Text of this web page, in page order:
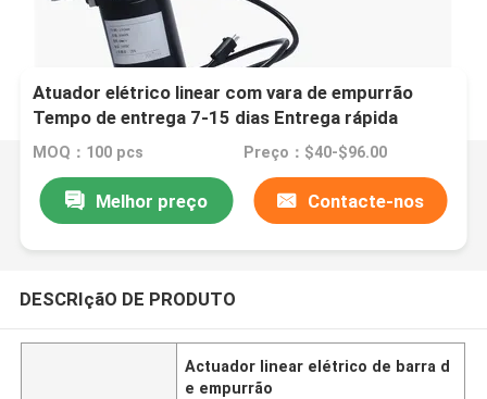
Atuador elétrico linear com vara de empurrão
Tempo de entrega 7-15 dias Entrega rápida
MOQ：100 pcs Preço：$40-$96.00
Melhor preço Contacte-nos
DESCRIçãO DE PRODUTO
Actuador linear elétrico de barra d
e empurrão